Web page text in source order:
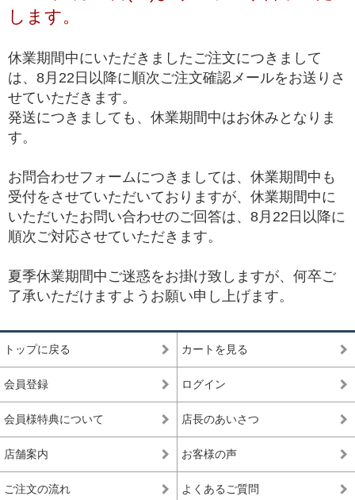
*1 トップクオリティは、品質が最も高いという意味で一般に用いられ、最
します。
休業期間中にいただきましたご注文につきまして
は、8月22日以降に順次ご注文確認メールをお送りさ
せていただきます。
発送につきましても、休業期間中はお休みとなりま
す。
お問合わせフォームにつきましては、休業期間中も
受付をさせていただいておりますが、休業期間中に
いただいたお問い合わせのご回答は、8月22日以降に
順次ご対応させていただきます。
夏季休業期間中ご迷惑をお掛け致しますが、何卒ご
了承いただけますようお願い申し上げます。
トップに戻る カートを見る
会員登録 ログイン
会員様特典について 店長のあいさつ
店舗案内 お客様の声
ご注文の流れ よくあるご質問